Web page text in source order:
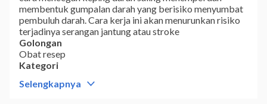
membentuk gumpalan darah yang berisiko menyumbat
pembuluh darah. Cara kerja ini akan menurunkan risiko
terjadinya serangan jantung atau stroke
Golongan
Obat resep
Kategori
Komposisi
Selengkapnya